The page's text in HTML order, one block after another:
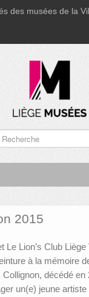
des musées de la
2015
Le Lion’s Club
à la mémoire
décédé en
un(e) jeune